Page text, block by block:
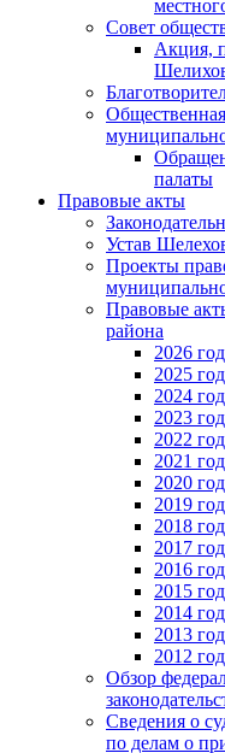
Совет
Акция,
палаты
Правовые акты
Устав
Проекты
Правовые
района
2026 год
2025 год
2024 год
2023 год
2022 год
2021 год
2020 год
2019 год
2018 год
2017 год
2016 год
2015 год
2014 год
2013 год
2012 год
Обзор
Сведения о
по делам о